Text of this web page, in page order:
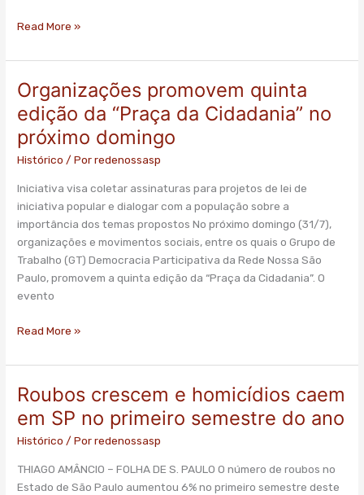
Read More »
Organizações promovem quinta
edição da “Praça da Cidadania” no
próximo domingo
Histórico / Porredenossasp
Iniciativa visa coletar assinaturas para projetos de lei de
iniciativa popular e dialogar com a população sobre a
importância dos temas propostos No próximo domingo (31/7),
organizações e movimentos sociais, entre os quais o Grupo de
Trabalho (GT) Democracia Participativa da Rede Nossa São
Paulo, promovem a quinta edição da “Praça da Cidadania”. O
evento
Organizações
promovem
quinta
edição
da
da
Cidadania”
no
próximo
domingo
Read More »
Roubos crescem e homicídios caem
em SP no primeiro semestre do ano
Histórico / Porredenossasp
THIAGO AMÂNCIO – FOLHA DE S. PAULO O número de roubos no
Estado de São Paulo aumentou 6% no primeiro semestre deste
Roubos
crescem
e
homicídios